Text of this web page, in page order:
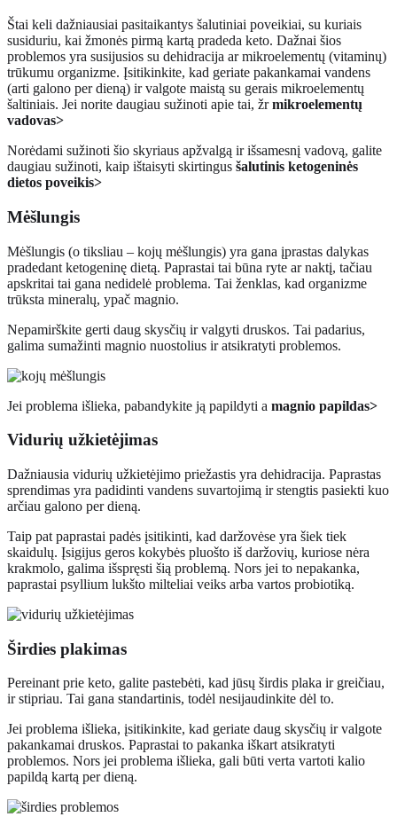
Štai keli dažniausiai pasitaikantys šalutiniai poveikiai, su kuriais
susiduriu, kai žmonės pirmą kartą pradeda keto. Dažnai šios
problemos yra susijusios su dehidracija ar mikroelementų (vitaminų)
trūkumu organizme. Įsitikinkite, kad geriate pakankamai vandens
(arti galono per dieną) ir valgote maistą su gerais mikroelementų
šaltiniais. Jei norite daugiau sužinoti apie tai, žrmikroelementų
vadovas>
Norėdami sužinoti šio skyriaus apžvalgą ir išsamesnį vadovą, galite
daugiau sužinoti, kaip ištaisyti skirtingus šalutinis ketogeninės
dietos poveikis>
Mėšlungis
Mėšlungis (o tiksliau – kojų mėšlungis) yra gana įprastas dalykas
pradedant ketogeninę dietą. Paprastai tai būna ryte ar naktį, tačiau
apskritai tai gana nedidelė problema. Tai ženklas, kad organizme
trūksta mineralų, ypač magnio.
Nepamirškite gerti daug skysčių ir valgyti druskos. Tai padarius,
galima sumažinti magnio nuostolius ir atsikratyti problemos.
Jei problema išlieka, pabandykite ją papildyti a magnio papildas>
Vidurių užkietėjimas
Dažniausia vidurių užkietėjimo priežastis yra dehidracija. Paprastas
sprendimas yra padidinti vandens suvartojimą ir stengtis pasiekti kuo
arčiau galono per dieną.
Taip pat paprastai padės įsitikinti, kad daržovėse yra šiek tiek
skaidulų. Įsigijus geros kokybės pluošto iš daržovių, kuriose nėra
krakmolo, galima išspręsti šią problemą. Nors jei to nepakanka,
paprastai psyllium lukšto milteliai veiks arba vartos probiotiką.
Širdies plakimas
Pereinant prie keto, galite pastebėti, kad jūsų širdis plaka ir greičiau,
ir stipriau. Tai gana standartinis, todėl nesijaudinkite dėl to.
Jei problema išlieka, įsitikinkite, kad geriate daug skysčių ir valgote
pakankamai druskos. Paprastai to pakanka iškart atsikratyti
problemos. Nors jei problema išlieka, gali būti verta vartoti kalio
papildą kartą per dieną.